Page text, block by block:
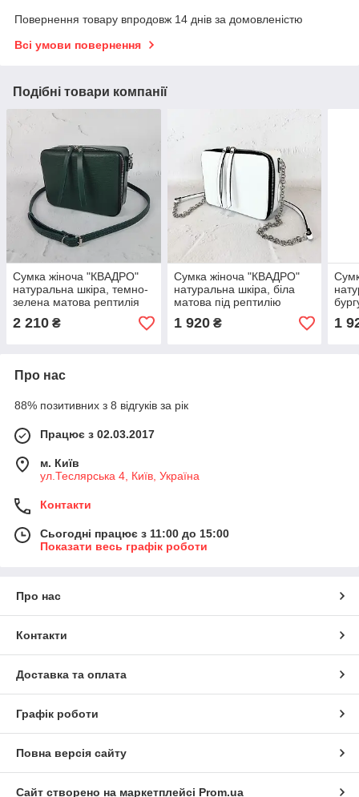
Повернення товару впродовж 14 днів за домовленістю
Всі умови повернення
Подібні товари компанії
Сумка жіноча "КВАДРО"
натуральна шкіра, темно-
зелена матова рептилія
2 210 ₴
Сумка жіноча "КВАДРО"
натуральна шкіра, біла
матова під рептилію
1 920₴ 1
Про нас
88% позитивних з 8 відгуків за рік
Працює з 02.03.2017
м. Київ
ул.Теслярська 4, Київ, Україна
Контакти
Сьогодні працює з 11:00 до 15:00
Показати весь графік роботи
Про нас
Контакти
Доставка та оплата
Графік роботи
Повна версія сайту
Сайт створено на маркетплейсі Prom.ua